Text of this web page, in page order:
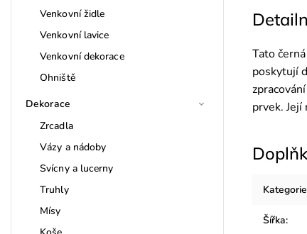
Venkovní židle
Venkovní lavice
Venkovní dekorace
Ohniště
Dekorace
Zrcadla
Vázy a nádoby
Svícny a lucerny
Truhly
Mísy
Tato
poskytují
prvek.
Kategorie
Šířka: